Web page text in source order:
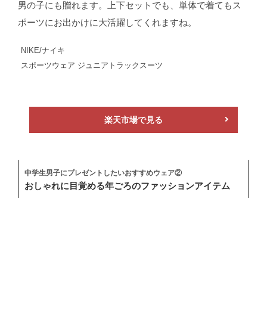
男の子にも贈れます。上下セットでも、単体で着てもス
ポーツにお出かけに大活躍してくれますね。
NIKE/ナイキ
スポーツウェア ジュニアトラックスーツ
楽天市場で見る
中学生男子にプレゼントしたいおすすめウェア②
おしゃれに目覚める年ごろのファッションアイテム